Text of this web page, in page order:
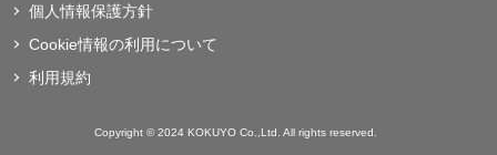
個人情報保護方針
Cookie情報の利用について
利用規約
Copyright © 2024 KOKUYO Co.,Ltd. All rights reserved.